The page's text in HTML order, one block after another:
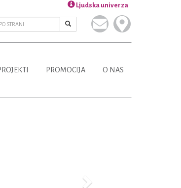
Ljudska univerza
PROMOCIJA O NAS